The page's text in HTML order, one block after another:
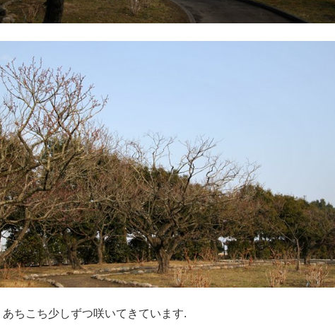
あちこち少しずつ咲いてきています.